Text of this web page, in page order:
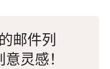
邮件列
灵感！